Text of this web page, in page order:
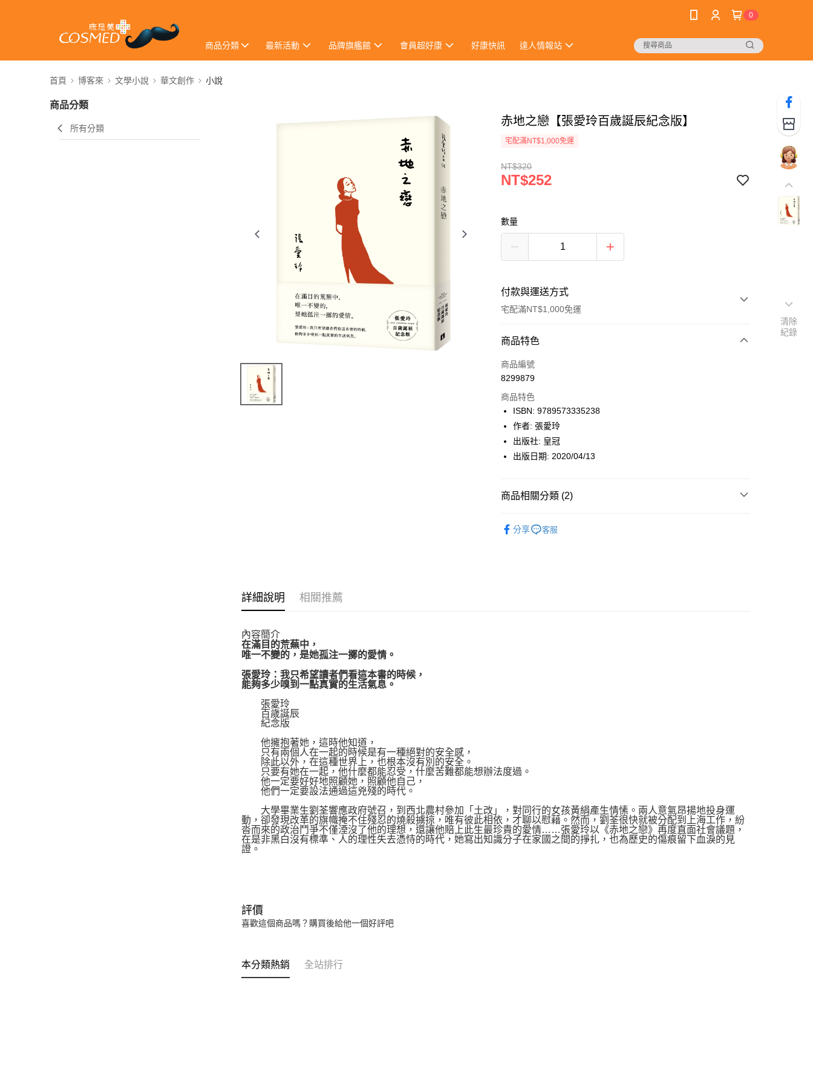
0
商品分類 最新活動 品牌旗艦館 會員超好康 好康快訊 達人情報站
首頁 博客來 文學小說 華文創作 小說
商品分類
所有分類
赤地之戀【張愛玲百歲誕辰紀念版】
宅配滿NT$1,000免運
NT$320
NT$252
數量
付款與運送方式
宅配滿NT$1,000免運
付款方式
icash Pay
數位禮券
LINE Pay
Apple Pay
悠遊付
商品特色
商品編號
8299879
商品特色
ISBN: 9789573335238
作者: 張愛玲
出版社: 皇冠
出版日期: 2020/04/13
商品相關分類 (2)
分享 客服
詳細說明 相關推薦
內容簡介
在滿目的荒蕪中，
唯一不變的，是她孤注一擲的愛情。
張愛玲：我只希望讀者們看這本書的時候，
能夠多少嗅到一點真實的生活氣息。
張愛玲
百歲誕辰
紀念版
他擁抱著她，這時他知道，
只有兩個人在一起的時候是有一種絕對的安全感，
除此以外，在這種世界上，也根本沒有別的安全。
只要有她在一起，他什麼都能忍受，什麼苦難都能想辦法度過。
他一定要好好地照顧她，照顧他自己，
他們一定要設法通過這兇殘的時代。
大學畢業生劉荃響應政府號召，到西北農村參加「土改」，對同行的女孩黃絹產生情愫。兩人意氣昂揚地投身運
動，卻發現改革的旗幟掩不住殘忍的燒殺擄掠，唯有彼此相依，才聊以慰藉。然而，劉荃很快就被分配到上海工作，紛
沓而來的政治鬥爭不僅湮沒了他的理想，還讓他賠上此生最珍貴的愛情……張愛玲以《赤地之戀》再度直面社會議題，
在是非黑白沒有標準、人的理性失去憑恃的時代，她寫出知識分子在家國之間的掙扎，也為歷史的傷痕留下血淚的見
證。
評價
喜歡這個商品嗎？購買後給他一個好評吧
本分類熱銷 全站排行
清除
紀錄